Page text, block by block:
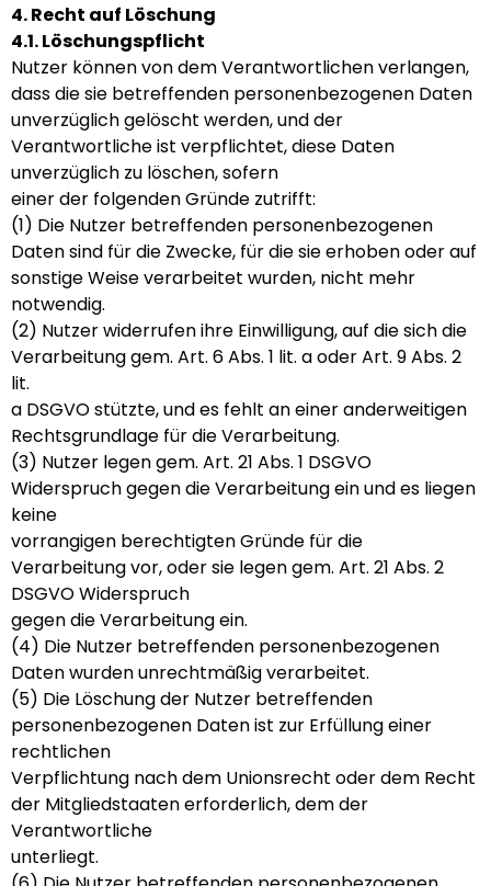
4. Recht auf Löschung
4.1. Löschungspflicht
Nutzer können von dem Verantwortlichen verlangen,
dass die sie betreffenden personenbezogenen Daten
unverzüglich gelöscht werden, und der
Verantwortliche ist verpflichtet, diese Daten
unverzüglich zu löschen, sofern
einer der folgenden Gründe zutrifft:
(1) Die Nutzer betreffenden personenbezogenen
Daten sind für die Zwecke, für die sie erhoben oder auf
sonstige Weise verarbeitet wurden, nicht mehr
notwendig.
(2) Nutzer widerrufen ihre Einwilligung, auf die sich die
Verarbeitung gem. Art. 6 Abs. 1 lit. a oder Art. 9 Abs. 2
lit.
a DSGVO stützte, und es fehlt an einer anderweitigen
Rechtsgrundlage für die Verarbeitung.
(3) Nutzer legen gem. Art. 21 Abs. 1 DSGVO
Widerspruch gegen die Verarbeitung ein und es liegen
keine
vorrangigen berechtigten Gründe für die
Verarbeitung vor, oder sie legen gem. Art. 21 Abs. 2
DSGVO Widerspruch
gegen die Verarbeitung ein.
(4) Die Nutzer betreffenden personenbezogenen
Daten wurden unrechtmäßig verarbeitet.
(5) Die Löschung der Nutzer betreffenden
personenbezogenen Daten ist zur Erfüllung einer
rechtlichen
Verpflichtung nach dem Unionsrecht oder dem Recht
der Mitgliedstaaten erforderlich, dem der
Verantwortliche
unterliegt.